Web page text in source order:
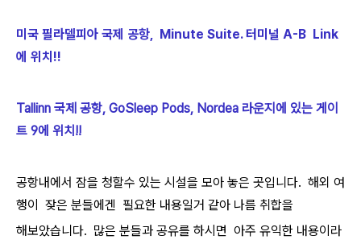
미국 필라델피아 국제 공항, Minute Suite. 터미널 A-B Link
에 위치!!
Tallinn 국제 공항, GoSleep Pods, Nordea 라운지에 있는 게이
트 9에 위치!!
공항내에서 잠을 청할수 있는 시설을 모아 놓은 곳입니다. 해외 여
행이 잦은 분들에겐 필요한 내용일거 같아 나름 취합을
해보았습니다. 많은 분들과 공유를 하시면 아주 유익한 내용이라